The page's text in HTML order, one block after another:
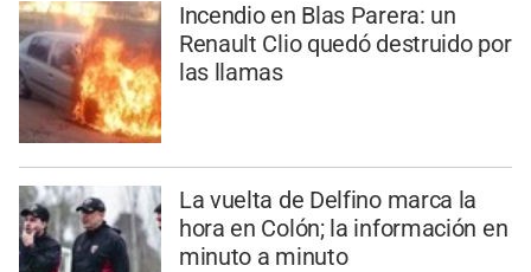
Incendio en Blas Parera: un
Renault Clio quedó destruido por
las llamas
La vuelta de Delfino marca la
hora en Colón; la información en
minuto a minuto